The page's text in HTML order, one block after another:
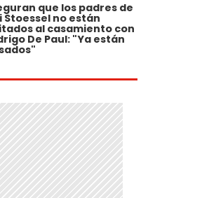
que los padres de
Stoessel no están
al casamiento con
De Paul: "Ya están